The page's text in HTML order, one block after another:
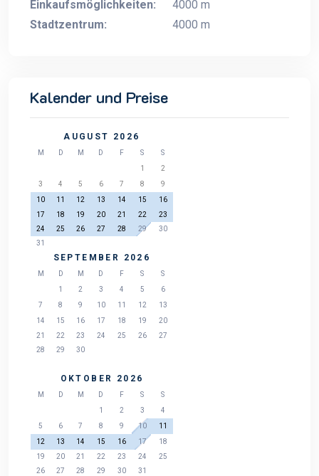
Einkaufsmöglichkeiten:
4000 m
Stadtzentrum:
4000 m
Kalender und Preise
AUGUST 2026
M D M D F S
S
1
2
3
4 5 6 7 8
9
10
11 12 13 14 15
16
17
18 19 20 21 22
23
24
25 26 27 28 29
30
31
SEPTEMBER 2026
M D M D F S
S
1
2 3 4 5
6
7
8 9 10 11 12
13
14
15 16 17 18 19
20
21
22 23 24 25 26
27
28
29 30
OKTOBER 2026
M D M D F S
S
1
2 3
4
5
6 7 8 9 10
11
12
13 14 15 16 17
18
19
20 21 22 23 24
25
26
27 28 29 30 31